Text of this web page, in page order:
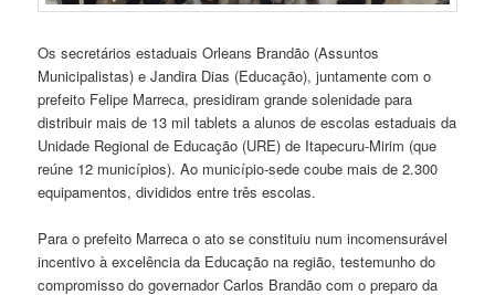
Os secretários estaduais Orleans Brandão (Assuntos
Municipalistas) e Jandira Dias (Educação), juntamente com o
prefeito Felipe Marreca, presidiram grande solenidade para
distribuir mais de 13 mil tablets a alunos de escolas estaduais da
Unidade Regional de Educação (URE) de Itapecuru-Mirim (que
reúne 12 municípios). Ao município-sede coube mais de 2.300
equipamentos, divididos entre três escolas.
Para o prefeito Marreca o ato se constituiu num incomensurável
incentivo à excelência da Educação na região, testemunho do
compromisso do governador Carlos Brandão com o preparo da